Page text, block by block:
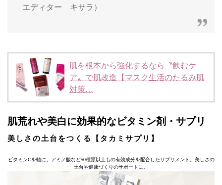
エディター キサラ）
肌を根本から強化するなら〝飲むケ
ア〟で肌改造【マスク生活のたるみ肌
対策…
肌荒れや美白に効果的なビタミン剤・サプリ
美しさの土台をつくる【タカミサプリ】
ビタミンCを軸に、アミノ酸など50種類以上もの有効成分を配合したサプリメント。美しさの
土台や健康づくりのサポートに。